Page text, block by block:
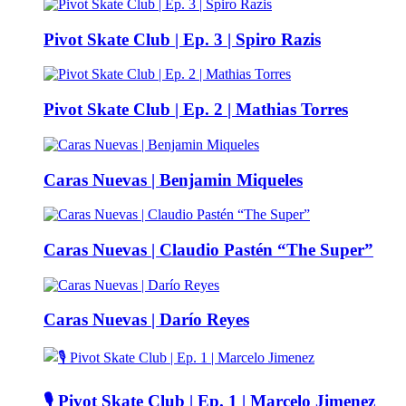
Pivot Skate Club | Ep. 3 | Spiro Razis
Pivot Skate Club | Ep. 2 | Mathias Torres
Caras Nuevas | Benjamin Miqueles
Caras Nuevas | Claudio Pastén “The Super”
Caras Nuevas | Darío Reyes
🎙️ Pivot Skate Club | Ep. 1 | Marcelo Jimenez